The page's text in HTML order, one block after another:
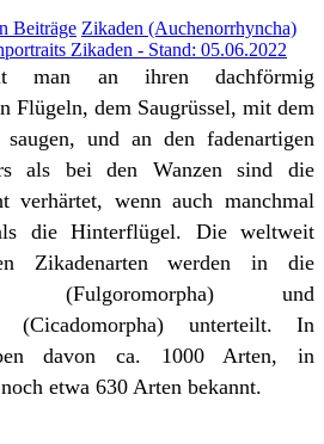
Zikaden (Auchenorrhyncha)
Zikaden - Stand: 05.06.2022
man an ihren dachförmig
Flügeln, dem Saugrüssel, mit dem
saugen, und an den fadenartigen
als bei den Wanzen sind die
verhärtet, wenn auch manchmal
die Hinterflügel. Die weltweit
Zikadenarten werden in die
(Fulgoromorpha) und
(Cicadomorpha) unterteilt. In
davon ca. 1000 Arten, in
etwa 630 Arten bekannt.